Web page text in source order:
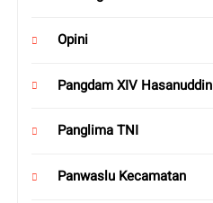
Opini
Pangdam XIV Hasanuddin
Panglima TNI
Panwaslu Kecamatan